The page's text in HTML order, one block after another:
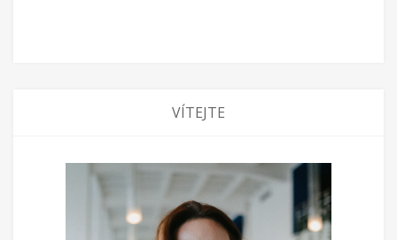
VÍTEJTE